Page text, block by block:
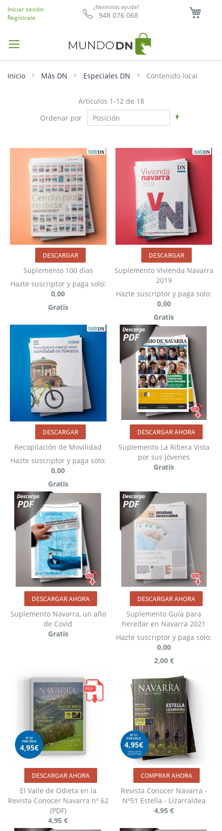
¿Necesitas ayuda?
948 076 068
Iniciar sesión
Regístrate
Inicio Más DN Especiales DN Contenido local
Artículos 1-12de 18
Ordenar por
Suplemento 100 días
Gratis
Hazte suscriptor y paga solo:
0,00
DESCARGAR
Suplemento Vivienda Navarra
2019
Gratis
Hazte suscriptor y paga solo:
0,00
DESCARGAR
Recopilación de Movilidad
Gratis
Hazte suscriptor y paga solo:
0,00
DESCARGAR
Suplemento La Ribera Vista
por sus Jóvenes
Gratis
DESCARGAR AHORA
Suplemento Navarra, un año
de Covid
Gratis
DESCARGAR AHORA
Suplemento Guía para
heredar en Navarra 2021
2,00 €
Hazte suscriptor y paga solo:
0,00
DESCARGAR AHORA
El Valle de Odieta en la
Revista Conocer Navarra nº 62
(PDF)
4,95 €
DESCARGAR AHORA
Revista Conocer Navarra -
Nº51 Estella - Lizarraldea
4,95 €
COMPRAR AHORA